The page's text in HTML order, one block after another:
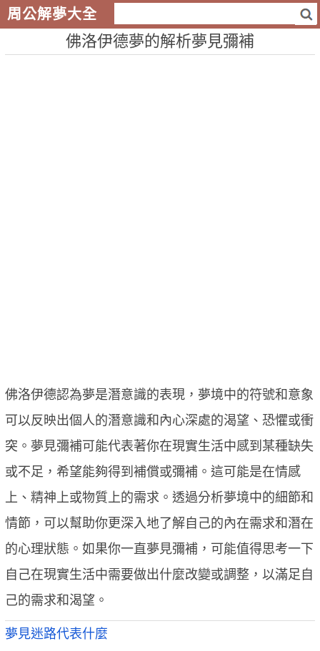
周公解夢大全
佛洛伊德夢的解析夢見彌補
佛洛伊德認為夢是潛意識的表現，夢境中的符號和意象
可以反映出個人的潛意識和內心深處的渴望、恐懼或衝
突。夢見彌補可能代表著你在現實生活中感到某種缺失
或不足，希望能夠得到補償或彌補。這可能是在情感
上、精神上或物質上的需求。透過分析夢境中的細節和
情節，可以幫助你更深入地了解自己的內在需求和潛在
的心理狀態。如果你一直夢見彌補，可能值得思考一下
自己在現實生活中需要做出什麼改變或調整，以滿足自
己的需求和渴望。
夢見迷路代表什麼